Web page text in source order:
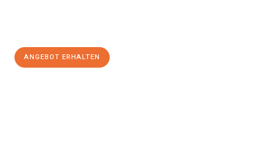
ANGEBOT ERHALTEN